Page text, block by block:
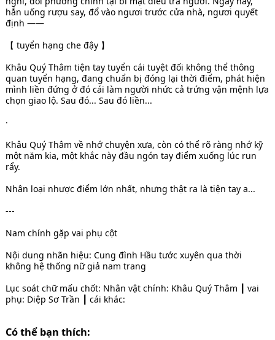
hắn uống rượu say, đổ vào ngươi trước cửa nhà, ngươi quyết
định ——
【 tuyển hạng che đậy 】
Khâu Quý Thâm tiện tay tuyển cái tuyệt đối không thể thông
quan tuyển hạng, đang chuẩn bị đóng lại thời điểm, phát hiện
mình liền đứng ở đó cái làm người nhức cả trứng vận mệnh lựa
chọn giao lộ. Sau đó... Sau đó liền...
·
Khâu Quý Thâm về nhớ chuyện xưa, còn có thể rõ ràng nhớ kỹ
một năm kia, một khắc này đầu ngón tay điểm xuống lúc run
rẩy.
Nhân loại nhược điểm lớn nhất, nhưng thật ra là tiện tay a...
---
Nam chính gặp vai phụ cột
Nội dung nhãn hiệu: Cung đình Hầu tước xuyên qua thời
không hệ thống nữ giả nam trang
Lục soát chữ mấu chốt: Nhân vật chính: Khâu Quý Thâm ┃ vai
phụ: Diệp Sơ Trần ┃ cái khác:
Có thể bạn thích: